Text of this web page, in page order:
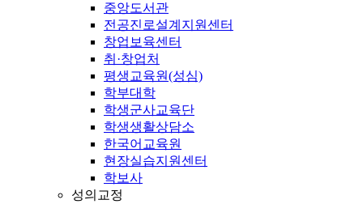
중앙도서관
전공진로설계지원센터
창업보육센터
취·창업처
평생교육원(성심)
학부대학
학생군사교육단
학생생활상담소
한국어교육원
현장실습지원센터
학보사
성의교정